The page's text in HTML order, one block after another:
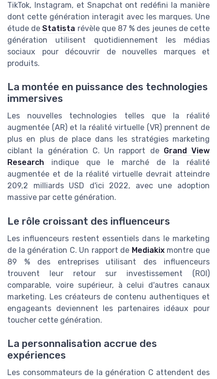
TikTok, Instagram, et Snapchat ont redéfini la manière
dont cette génération interagit avec les marques. Une
étude deStatista révèle que 87 % des jeunes de cette
génération utilisent quotidiennement les médias
sociaux pour découvrir de nouvelles marques et
produits.
La montée en puissance des technologies
immersives
Les nouvelles technologies telles que la réalité
augmentée (AR) et la réalité virtuelle (VR) prennent de
plus en plus de place dans les stratégies marketing
ciblant la génération C. Un rapport de Grand View
Research indique que le marché de la réalité
augmentée et de la réalité virtuelle devrait atteindre
209,2 milliards USD d'ici 2022, avec une adoption
massive par cette génération.
Le rôle croissant des influenceurs
Les influenceurs restent essentiels dans le marketing
de la génération C. Un rapport de Mediakixmontre que
89 % des entreprises utilisant des influenceurs
trouvent leur retour sur investissement (ROI)
comparable, voire supérieur, à celui d'autres canaux
marketing. Les créateurs de contenu authentiques et
engageants deviennent les partenaires idéaux pour
toucher cette génération.
La personnalisation accrue des
expériences
Les consommateurs de la génération C attendent des